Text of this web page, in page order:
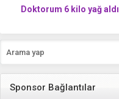
Doktorum 6 kilo yağ aldı
Sponsor Bağlantılar